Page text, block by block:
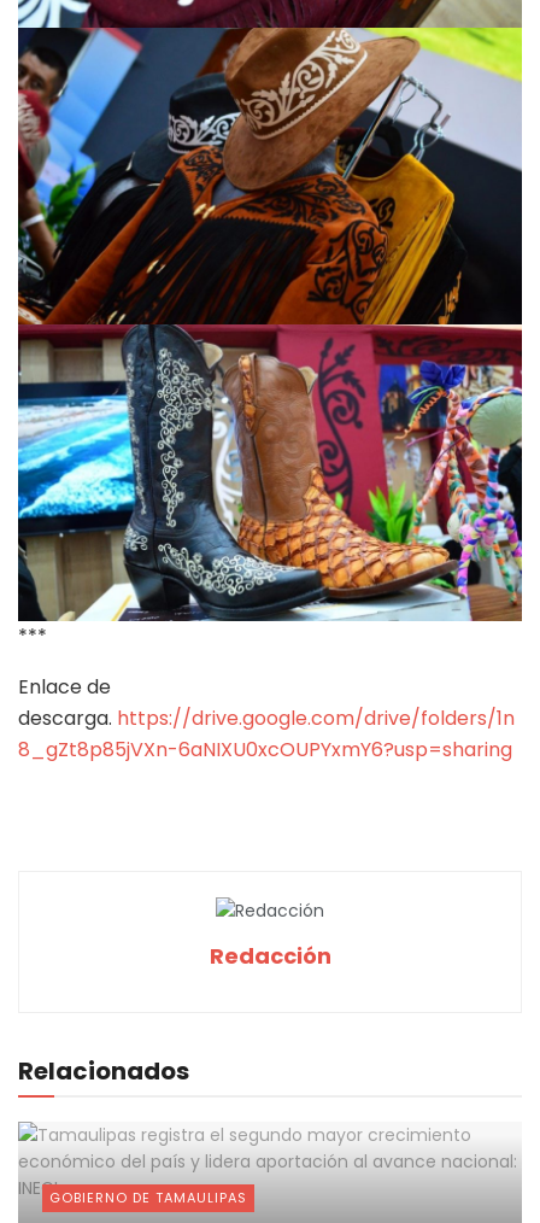
***
Enlace de
descarga. https://drive.google.com/drive/folders/1n
8_gZt8p85jVXn-6aNIXU0xcOUPYxmY6?usp=sharing
Redacción
Relacionados
GOBIERNO DE TAMAULIPAS